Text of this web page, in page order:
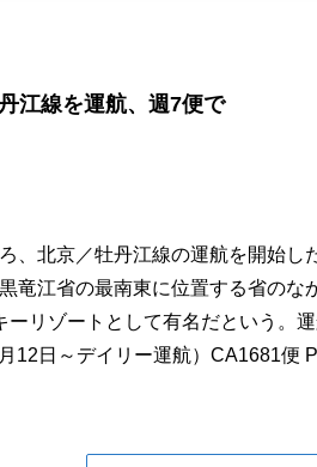
江線を運航、週7便で
、北京／牡丹江線の運航を開始
竜江省の最南東に位置する省の
ーリゾートとして有名だという。
12日～デイリー運航）CA1681便